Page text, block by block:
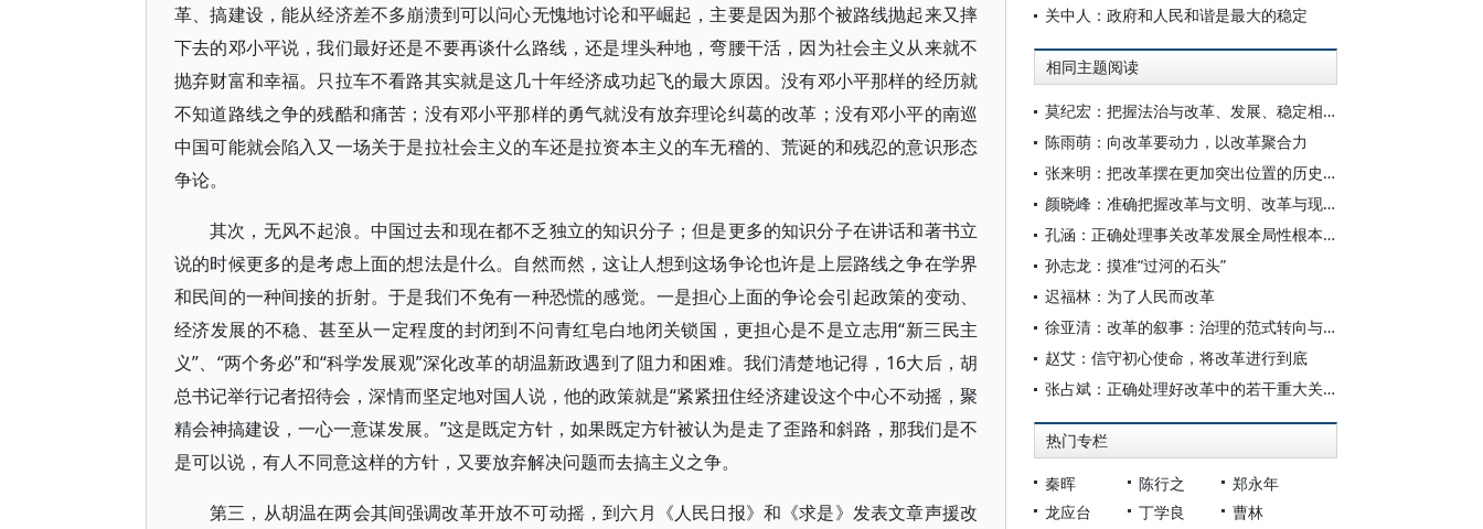
革、搞建设，能从经济差不多崩溃到可以问心无愧地讨论和平崛起，主要是因为那个被路线抛起来又摔
下去的邓小平说，我们最好还是不要再谈什么路线，还是埋头种地，弯腰干活，因为社会主义从来就不
抛弃财富和幸福。只拉车不看路其实就是这几十年经济成功起飞的最大原因。没有邓小平那样的经历就
不知道路线之争的残酷和痛苦；没有邓小平那样的勇气就没有放弃理论纠葛的改革；没有邓小平的南巡
中国可能就会陷入又一场关于是拉社会主义的车还是拉资本主义的车无稽的、荒诞的和残忍的意识形态
争论。
其次，无风不起浪。中国过去和现在都不乏独立的知识分子；但是更多的知识分子在讲话和著书立
说的时候更多的是考虑上面的想法是什么。自然而然，这让人想到这场争论也许是上层路线之争在学界
和民间的一种间接的折射。于是我们不免有一种恐慌的感觉。一是担心上面的争论会引起政策的变动、
经济发展的不稳、甚至从一定程度的封闭到不问青红皂白地闭关锁国，更担心是不是立志用“新三民主
义”、“两个务必”和“科学发展观”深化改革的胡温新政遇到了阻力和困难。我们清楚地记得，16大后，胡
总书记举行记者招待会，深情而坚定地对国人说，他的政策就是“紧紧扭住经济建设这个中心不动摇，聚
精会神搞建设，一心一意谋发展。”这是既定方针，如果既定方针被认为是走了歪路和斜路，那我们是不
是可以说，有人不同意这样的方针，又要放弃解决问题而去搞主义之争。
第三，从胡温在两会其间强调改革开放不可动摇，到六月《人民日报》和《求是》发表文章声援改
关中人：政府和人民和谐是最大的稳定
相同主题阅读
莫纪宏：把握法治与改革、发展、稳定相协同的内在逻辑
陈雨萌：向改革要动力，以改革聚合力
张来明：把改革摆在更加突出位置的历史自觉——党的二十届三中全会《决定》学习体会
颜晓峰：准确把握改革与文明、改革与现代化的关系
孔涵：正确处理事关改革发展全局性根本性的关系——习近平总书记强调的“重大关系”
孙志龙：摸准“过河的石头”
迟福林：为了人民而改革
徐亚清：改革的叙事：治理的范式转向与人民性话语
赵艾：信守初心使命，将改革进行到底
张占斌：正确处理好改革中的若干重大关系
热门专栏
秦晖 陈行之
郑永年
龙应台
丁学良
曹林